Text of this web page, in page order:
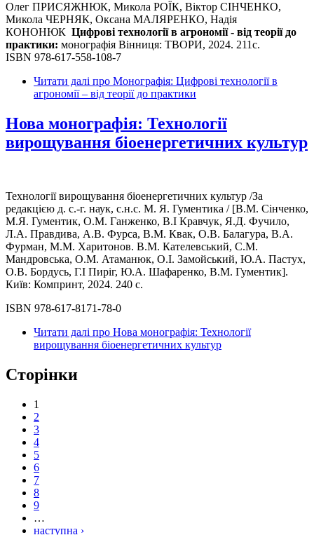
Олег ПРИСЯЖНЮК, Микола РОЇК, Віктор СІНЧЕНКО,
Микола ЧЕРНЯК, Оксана МАЛЯРЕНКО, Надія
КОНОНЮК Цифрові технології в агрономії - від теорії до
практики: монографія Вінниця: ТВОРИ, 2024. 211с.
ISBN 978-617-558-108-7
Читати далі про Монографія: Цифрові технології в
агрономії – від теорії до практики
Нова монографія: Технології
вирощування біоенергетичних культур
Технології вирощування біоенергетичних культур /За
редакцією д. с.-г. наук, с.н.с. М. Я. Гументика / [В.М. Сінченко,
М.Я. Гументик, О.М. Ганженко, В.І Кравчук, Я.Д. Фучило,
Л.А. Правдива, А.В. Фурса, В.М. Квак, О.В. Балагура, В.А.
Фурман, М.М. Харитонов. В.М. Кателевський, С.М.
Мандровська, О.М. Атаманюк, О.І. Замойський, Ю.А. Пастух,
О.В. Бордусь, Г.І Пиріг, Ю.А. Шафаренко, В.М. Гументик].
Київ: Компринт, 2024. 240 с.
ISBN 978-617-8171-78-0
Читати далі про Нова монографія: Технології
вирощування біоенергетичних культур
Сторінки
1
2
3
4
5
6
7
8
9
…
наступна ›